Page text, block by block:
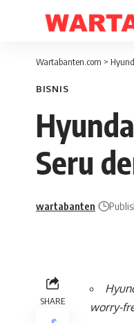
Wartabanten.com >
BISNIS
Seru
wartabanten
SHARE
worry-